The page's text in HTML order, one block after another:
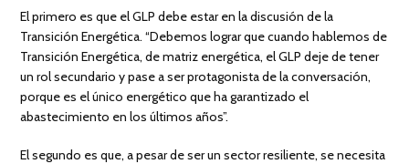
El primero es que el GLP debe estar en la discusión de la
Transición Energética. “Debemos lograr que cuando hablemos de
Transición Energética, de matriz energética, el GLP deje de tener
un rol secundario y pase a ser protagonista de la conversación,
porque es el único energético que ha garantizado el
abastecimiento en los últimos años”.
El segundo es que, a pesar de ser un sector resiliente, se necesita